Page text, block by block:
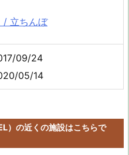
/ 立ちんぼ
09/24
05/14
）の近くの施設はこちらで